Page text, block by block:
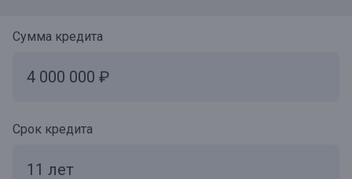
Сумма кредита
Срок кредита